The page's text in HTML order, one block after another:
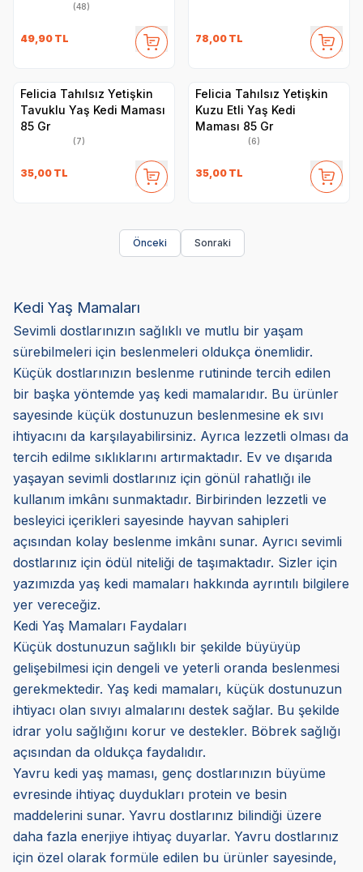
(48)
49,90 TL 78,00 TL
Felicia Tahılsız Yetişkin
Tavuklu Yaş Kedi Maması
85 Gr
(7)
35,00 TL
Felicia Tahılsız Yetişkin
Kuzu Etli Yaş Kedi
Maması 85 Gr
(6)
35,00 TL
Önceki Sonraki
Kedi Yaş Mamaları
Sevimli dostlarınızın sağlıklı ve mutlu bir yaşam
sürebilmeleri için beslenmeleri oldukça önemlidir.
Küçük dostlarınızın beslenme rutininde tercih edilen
bir başka yöntemde yaş kedi mamalarıdır. Bu ürünler
sayesinde küçük dostunuzun beslenmesine ek sıvı
ihtiyacını da karşılayabilirsiniz. Ayrıca lezzetli olması da
tercih edilme sıklıklarını artırmaktadır. Ev ve dışarıda
yaşayan sevimli dostlarınız için gönül rahatlığı ile
kullanım imkânı sunmaktadır. Birbirinden lezzetli ve
besleyici içerikleri sayesinde hayvan sahipleri
açısından kolay beslenme imkânı sunar. Ayrıcı sevimli
dostlarınız için ödül niteliği de taşımaktadır. Sizler için
yazımızda yaş kedi mamaları hakkında ayrıntılı bilgilere
yer vereceğiz.
Kedi Yaş Mamaları Faydaları
Küçük dostunuzun sağlıklı bir şekilde büyüyüp
gelişebilmesi için dengeli ve yeterli oranda beslenmesi
gerekmektedir. Yaş kedi mamaları, küçük dostunuzun
ihtiyacı olan sıvıyı almalarını destek sağlar. Bu şekilde
idrar yolu sağlığını korur ve destekler. Böbrek sağlığı
açısından da oldukça faydalıdır.
Yavru kedi yaş maması, genç dostlarınızın büyüme
evresinde ihtiyaç duydukları protein ve besin
maddelerini sunar. Yavru dostlarınız bilindiği üzere
daha fazla enerjiye ihtiyaç duyarlar. Yavru dostlarınız
için özel olarak formüle edilen bu ürünler sayesinde,